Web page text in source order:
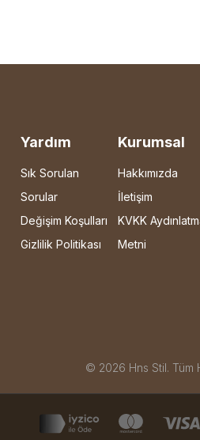
Yardım
Sık Sorulan
Sorular
Değişim Koşulları
Gizlilik Politikası
Kurumsal
Hakkımızda
İletişim
KVKK
Metni
© 2026 Hns Stil. Tüm